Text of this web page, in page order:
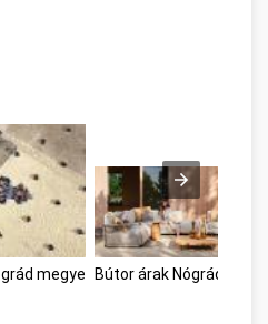
megye Bútor árak Nógrád